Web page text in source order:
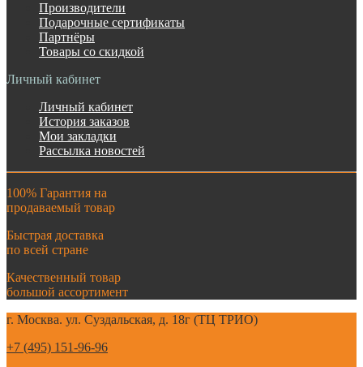
Производители
Подарочные сертификаты
Партнёры
Товары со скидкой
Личный кабинет
Личный кабинет
История заказов
Мои закладки
Рассылка новостей
100% Гарантия на
продаваемый товар
Быстрая доставка
по всей стране
Качественный товар
большой ассортимент
г. Москва. ул. Суздальская, д. 18г (ТЦ ТРИО)
+7 (495) 151-96-96